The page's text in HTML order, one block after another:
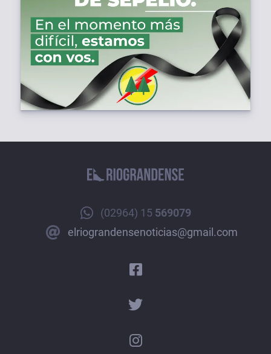
(02964) 15 569079
elriograndensenoticias@gmail.com